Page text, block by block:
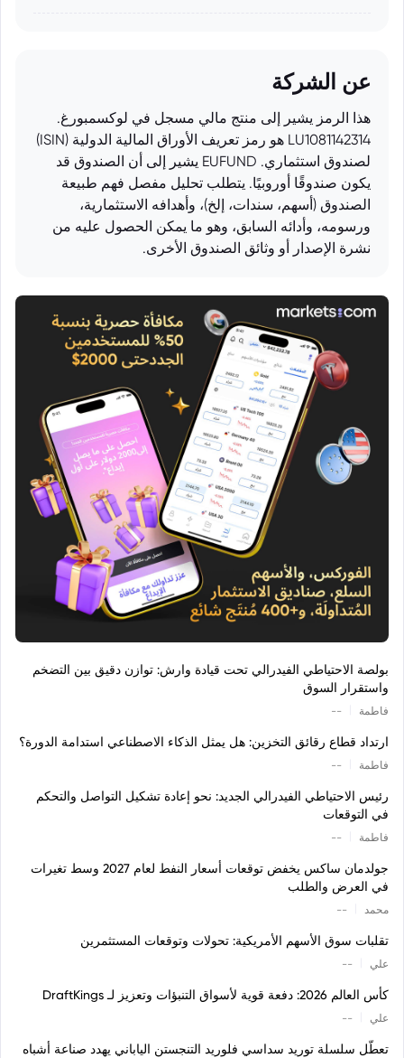
عن الشركة
هذا الرمز يشير إلى منتج مالي مسجل في لوكسمبورغ.
LU1081142314 هو رمز تعريف الأوراق المالية الدولية (ISIN)
لصندوق استثماري. EUFUND يشير إلى أن الصندوق قد
يكون صندوقًا أوروبيًا. يتطلب تحليل مفصل فهم طبيعة
الصندوق (أسهم، سندات، إلخ)، وأهدافه الاستثمارية،
ورسومه، وأدائه السابق، وهو ما يمكن الحصول عليه من
نشرة الإصدار أو وثائق الصندوق الأخرى.
بولصة الاحتياطي الفيدرالي تحت قيادة وارش: توازن دقيق بين التضخم
واستقرار السوق
فاطمة --
ارتداد قطاع رقائق التخزين: هل يمثل الذكاء الاصطناعي استدامة الدورة؟
فاطمة --
رئيس الاحتياطي الفيدرالي الجديد: نحو إعادة تشكيل التواصل والتحكم
في التوقعات
فاطمة --
جولدمان ساكس يخفض توقعات أسعار النفط لعام 2027 وسط تغيرات
في العرض والطلب
محمد --
تقلبات سوق الأسهم الأمريكية: تحولات وتوقعات المستثمرين
علي --
كأس العالم 2026: دفعة قوية لأسواق التنبؤات وتعزيز لـ DraftKings
علي --
تعطّل سلسلة توريد سداسي فلوريد التنجستن الياباني يهدد صناعة أشباه